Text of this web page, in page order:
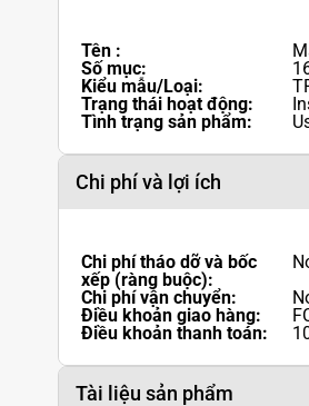
Tên :
Số mục:
Kiểu mẫu/Loại:
Trạng thái hoạt động:
Tình trạng sản phẩm:
Chi phí và lợi ích
Chi phí tháo dỡ và bốc
xếp (ràng buộc):
Chi phí vận chuyển:
Điều khoản giao hàng:
Điều khoản thanh toán:
Tài liệu sản phẩm